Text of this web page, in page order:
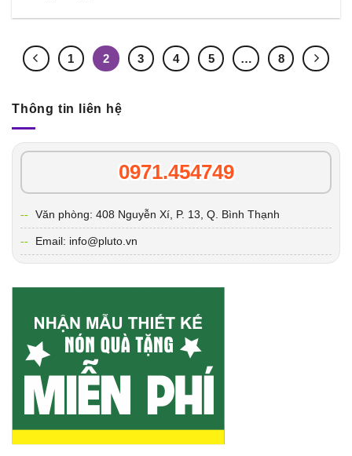
1 2 3 4 5 … 8
Thông tin liên hệ
0971.454749
Văn phòng: 408 Nguyễn Xí, P. 13, Q. Bình Thạnh
Email: info@pluto.vn